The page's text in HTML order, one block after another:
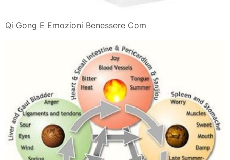
Qi Gong E Emozioni Benessere Com